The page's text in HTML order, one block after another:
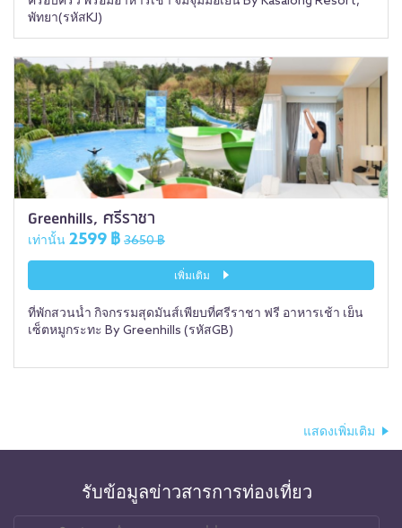
พัทยา(รหัสKJ)
Greenhills, ศรีราชา
เท่านั้น 2599 ฿ 3650 ฿
เพิ่มเติม
ที่พักสวนน้ำ กิจกรรมสุดมันส์เพียบที่ศรีราชา ฟรี อาหารเช้า เย็น
เซ็ตหมูกระทะ By Greenhills (รหัสGB)
แสดงเพิ่มเติม
รับข้อมูลข่าวสารการท่องเที่ยว